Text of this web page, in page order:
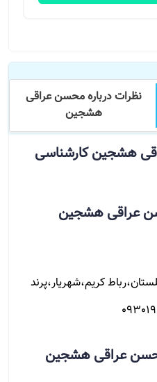
نظرات درباره محسن عراقی
هشجین
هشجین کارشناسی
عراقی هشجین
کریم،شهریار،پرند
عراقی هشجین